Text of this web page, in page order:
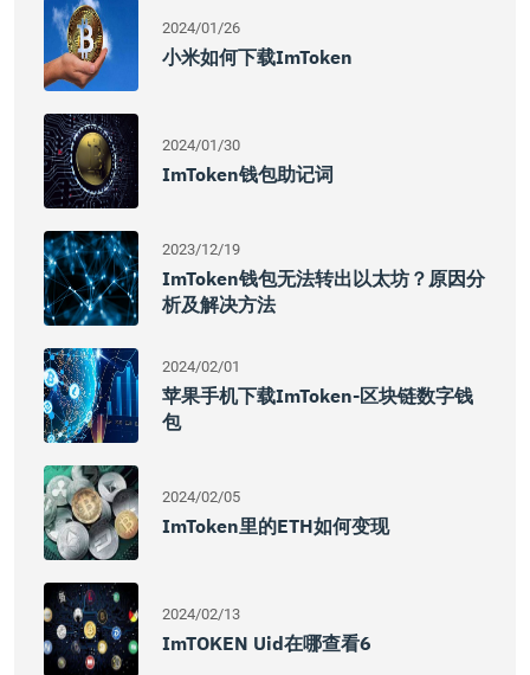
2024/01/26
小米如何下载imToken
2024/01/30
ImToken钱包助记词
2023/12/19
ImToken钱包无法转出以太坊？原因分
析及解决方法
2024/02/01
苹果手机下载imToken-区块链数字钱
包
2024/02/05
ImToken里的ETH如何变现
2024/02/13
ImTOKEN Uid在哪查看6